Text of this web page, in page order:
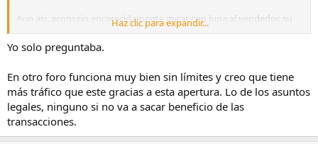
Aun asi, aconsejo encarecidamente mirar con lupa al vendedor, su
historial, si realmente es usuario del equipo que vende. Hay muchos
foreros que mucho bla, bla, bla y nunca se le ha visto ni una foto, ni
el equipo que usa o como lo usa. Esto puede crear el mismo
Haz clic para expandir...
Yo solo preguntaba.
En otro foro funciona muy bien sin límites y creo que tiene
más tráfico que este gracias a esta apertura. Lo de los asuntos
legales, ninguno si no va a sacar beneficio de las
transacciones.